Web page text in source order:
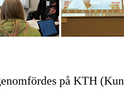
på KTH